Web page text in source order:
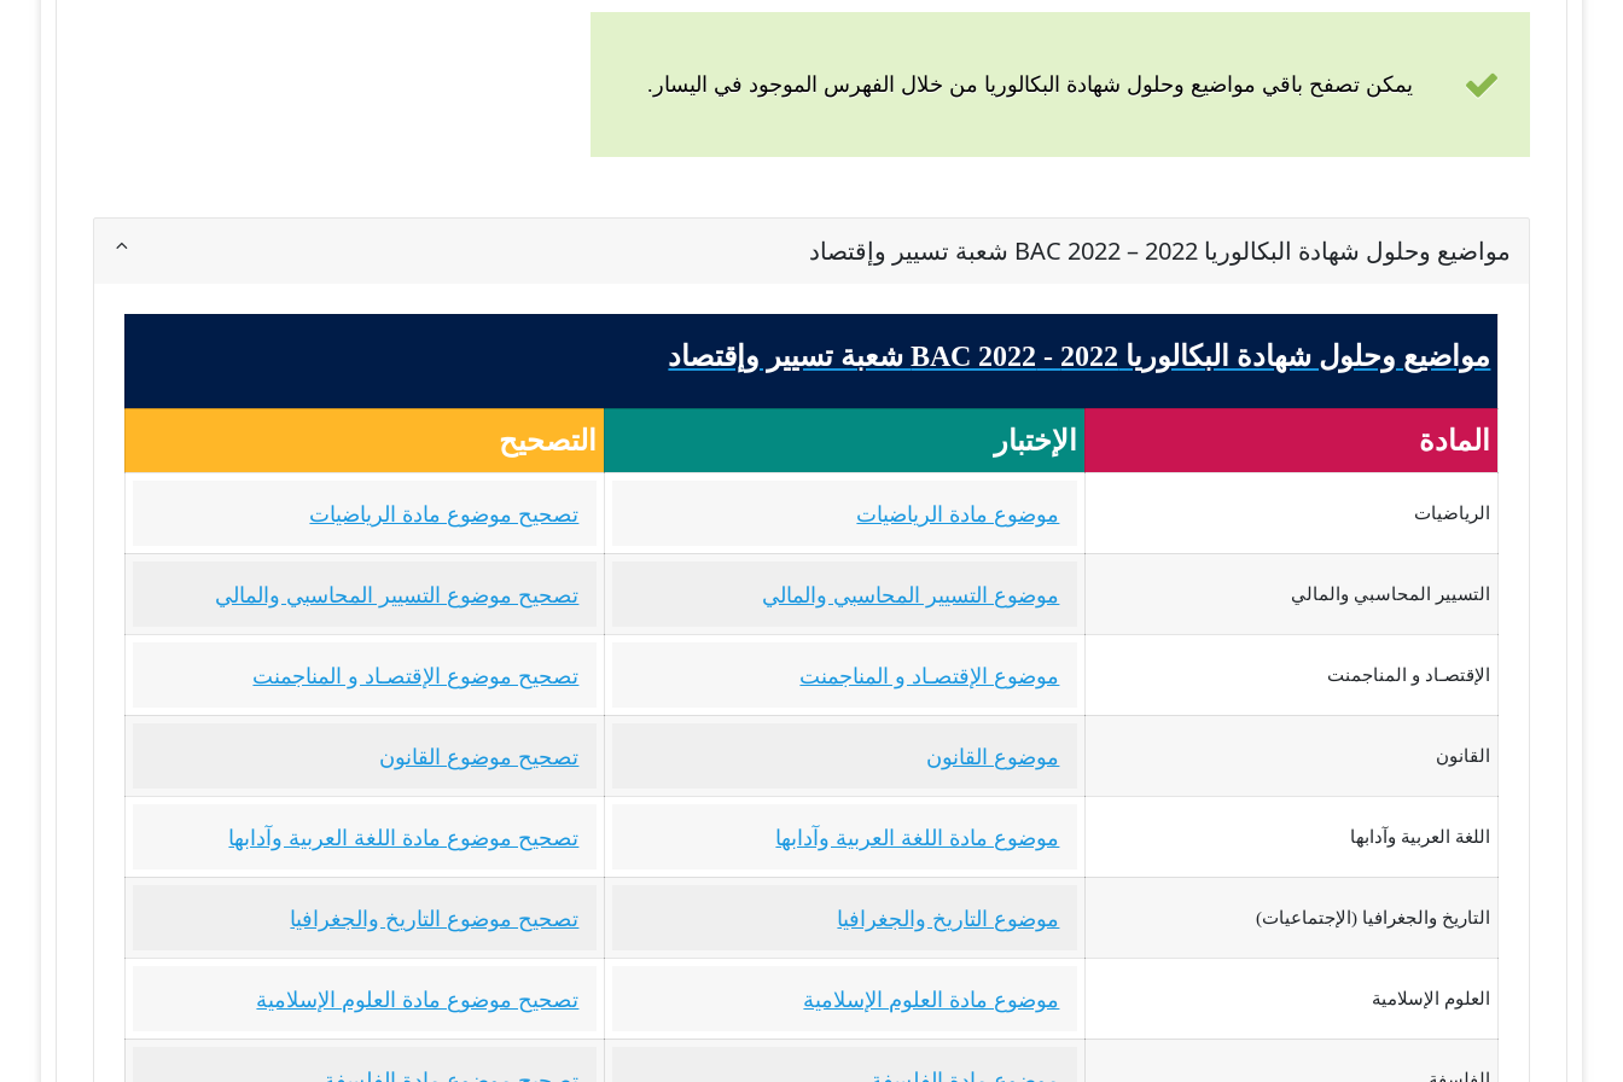
يمكن تصفح باقي مواضيع وحلول شهادة البكالوريا من خلال الفهرس الموجود في اليسار.
مواضيع وحلول شهادة البكالوريا 2022 – BAC 2022 شعبة تسيير وإقتصاد
مواضيع وحلول شهادة البكالوريا 2022 - BAC 2022 شعبة تسيير وإقتصاد
المادة الإختبار التصحيح
الرياضيات موضوع مادة الرياضيات تصحيح موضوع مادة الرياضيات
التسيير المحاسبي والمالي موضوع التسيير المحاسبي والمالي تصحيح موضوع التسيير المحاسبي والمالي
الإقتصـاد و المناجمنت موضوع الإقتصـاد و المناجمنت تصحيح موضوع الإقتصـاد و المناجمنت
القانون موضوع القانون تصحيح موضوع القانون
اللغة العربية وآدابها موضوع مادة اللغة العربية وآدابها تصحيح موضوع مادة اللغة العربية وآدابها
التاريخ والجغرافيا (الإجتماعيات) موضوع التاريخ والجغرافيا تصحيح موضوع التاريخ والجغرافيا
العلوم الإسلامية موضوع مادة العلوم الإسلامية تصحيح موضوع مادة العلوم الإسلامية